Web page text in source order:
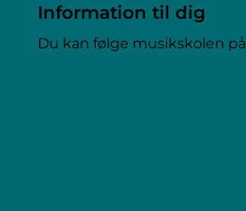
Information til dig
Du kan følge musikskolen på